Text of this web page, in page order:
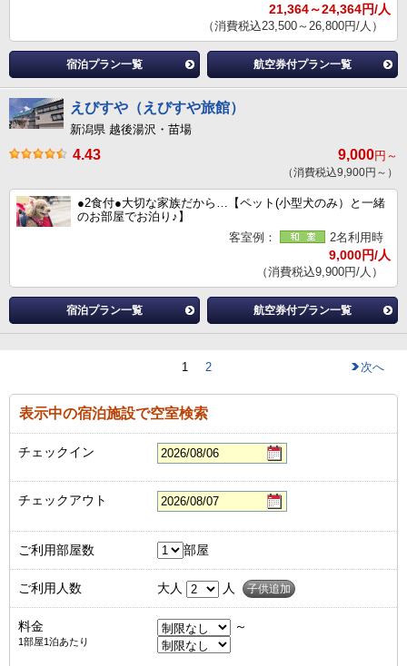
21,364～24,364円/人
（消費税込23,500～26,800円/人）
宿泊プラン一覧 航空券付プラン一覧
えびすや（えびすや旅館）
新潟県 越後湯沢・苗場
4.43 9,000円～
（消費税込9,900円～）
●2食付●大切な家族だから…【ペット(小型犬のみ）と一緒
のお部屋でお泊り♪】
客室例：
2名利用時
9,000円/人
（消費税込9,900円/人）
宿泊プラン一覧 航空券付プラン一覧
1 2 次へ
表示中の宿泊施設で空室検索
チェックイン
チェックアウト
ご利用部屋数 部屋
ご利用人数 大人 人 子供追加
料金
1部屋1泊あたり
～